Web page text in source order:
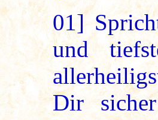
01]
und
Dir